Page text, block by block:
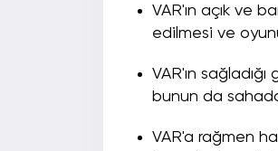
VAR'ın açık ve
edilmesi ve
VAR'ın
bunun da
VAR'a rağmen